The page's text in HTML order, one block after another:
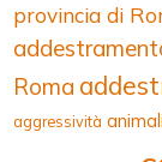
provincia di
Roma
aggressività animali